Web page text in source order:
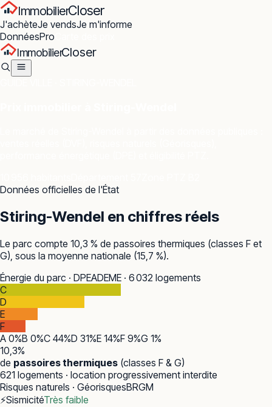
ImmobilierCloser
J'achèteJe vendsJe m'informe
DonnéesPro
ImmobilierCloser
Données officielles de l'État
Stiring-Wendel en chiffres réels
Le parc compte 10,3 % de passoires thermiques (classes F et
G), sous la moyenne nationale (15,7 %).
Énergie du parc · DPEADEME · 6 032 logements
C
D
E
F
A 0%B 0%C 44%D 31%E 14%F 9%G 1%
10,3%
de passoires thermiques (classes F & G)
621 logements · location progressivement interdite
Risques naturels · GéorisquesBRGM
⚡SismicitéTrès faible